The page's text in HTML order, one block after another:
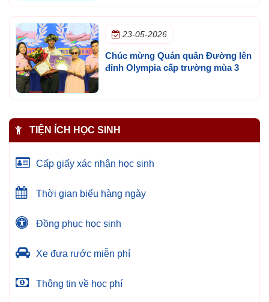
23-05-2026
Chúc mừng Quán quân Đường lên
đỉnh Olympia cấp trường mùa 3
TIỆN ÍCH HỌC SINH
Cấp giấy xác nhận học sinh
Thời gian biểu hàng ngày
Đồng phục học sinh
Xe đưa rước miễn phí
Thông tin về học phí